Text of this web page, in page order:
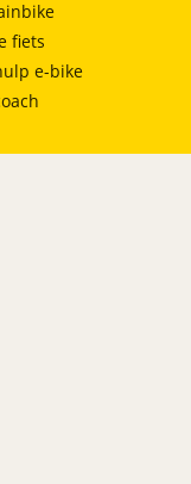
fiets
e-bike